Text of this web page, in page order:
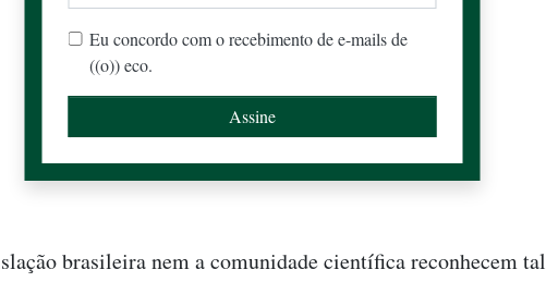
Eu concordo com o recebimento de e-mails de
((o)) eco.
brasileira nem a comunidade científica reconhecem tal